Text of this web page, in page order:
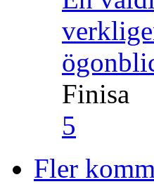
Finisa
5
Fler